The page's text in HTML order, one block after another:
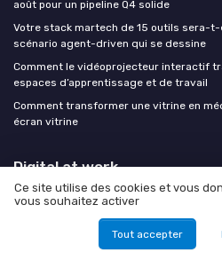
août pour un pipeline Q4 solide
Votre stack martech de 15 outils sera-t-
scénario agent-driven qui se dessine
Comment le vidéoprojecteur interactif
espaces d’apprentissage et de travail
Comment transformer une vitrine en
écran vitrine
Digital at work
Ce site utilise des cookies et vous
vous souhaitez activer
Tout accepter